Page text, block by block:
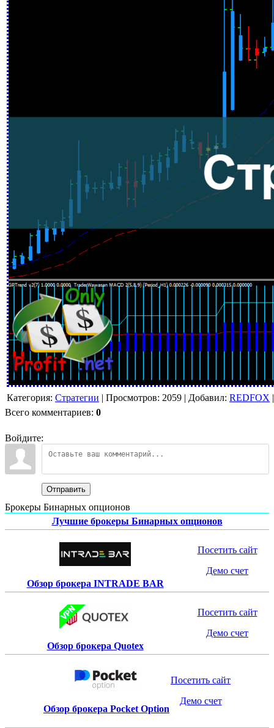
Категория: Стратегии | Просмотров: 2059 | Добавил: REDFOX
Всего комментариев: 0
Войдите:
Отправить
Брокеры Бинарных опционов
Лучшие брокеры Бинарных опционов
Обзор брокера INTRADE BAR
Посетить сайт
Демо счет
Обзор брокера Quotex
Посетить сайт
Демо счет
Обзор брокера Pocket Option
Посетить сайт
Демо счет